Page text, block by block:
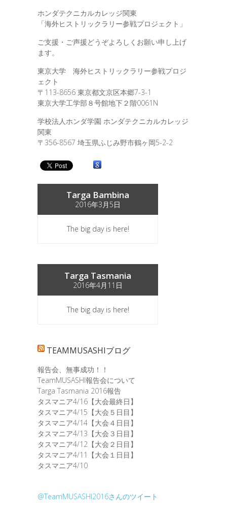
ホンダテクニカルカレッジ関東
「海外ヒストリックラリー参戦プロジェクト」
ご支援・ご声援どうぞよろしくお願い申し上げ
ます。
東京大学 海外ヒストリックラリー参戦プロジ
ェクト
〒113-8656 東京都文京区本郷7-3-1
東京大学工学部８号館地下２階0061N
学校法人ホンダ学園 ホンダテクニカルカレッジ
関東
〒356-8567 埼玉県ふじみ野市鶴ヶ岡5-2-2
Targa Bambina
2016年3月5日
The big day is here!
Targa Tasmania
2016年4月11日
The big day is here!
TEAMMUSASHIブログ
報告会、無事成功！！
TeamMUSASHI報告会について
Targa Tasmania 2016報告
タスマニア4/16【大会最終日】
タスマニア4/15【大会５日目】
タスマニア4/14【大会４日目】
タスマニア4/13【大会３日目】
タスマニア4/12【大会２日目】
タスマニア4/11【大会１日目】
タスマニア4/10
@TeamMUSASHI2016さんのツイート